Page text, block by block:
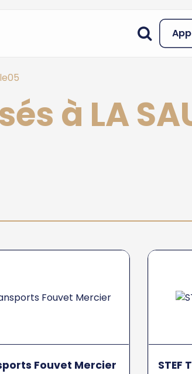
à LA
Fouvet Mercier STEF